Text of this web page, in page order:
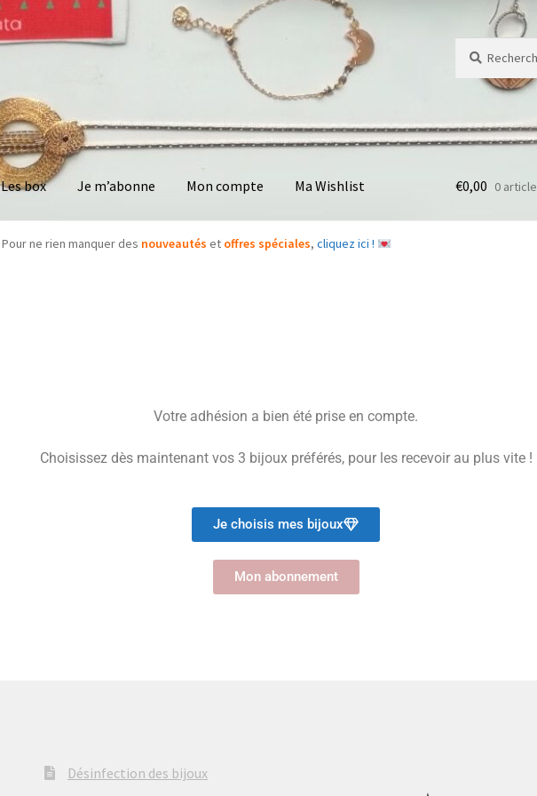
Les box Je m’abonne Mon compte Ma Wishlist €0,00 0 article
Pour ne rien manquer des nouveautés et offres spéciales, cliquez ici !
Votre adhésion a bien été prise en compte.
Choisissez dès maintenant vos 3 bijoux préférés, pour les recevoir au plus vite !
Je choisis mes bijoux
Mon abonnement
Désinfection des bijoux